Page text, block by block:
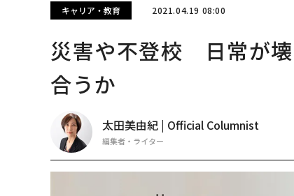
キャリア・教育 2021.04.19 08:00
災害や不登校 日常が壊
合うか
太田美由紀 | Official Columnist
編集者・ライター